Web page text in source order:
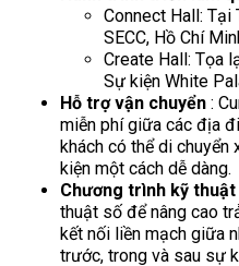
Connect Hall: Tại
SECC, Hồ Chí
Create Hall: Tọa
Sự kiện White
Hỗ trợ vận chuyển :
miễn phí giữa các địa
khách có thể di chuyển
kiện một cách dễ dàng.
Chương trình kỹ thuật
thuật số để nâng cao
kết nối liền mạch giữa
trước, trong và sau sự